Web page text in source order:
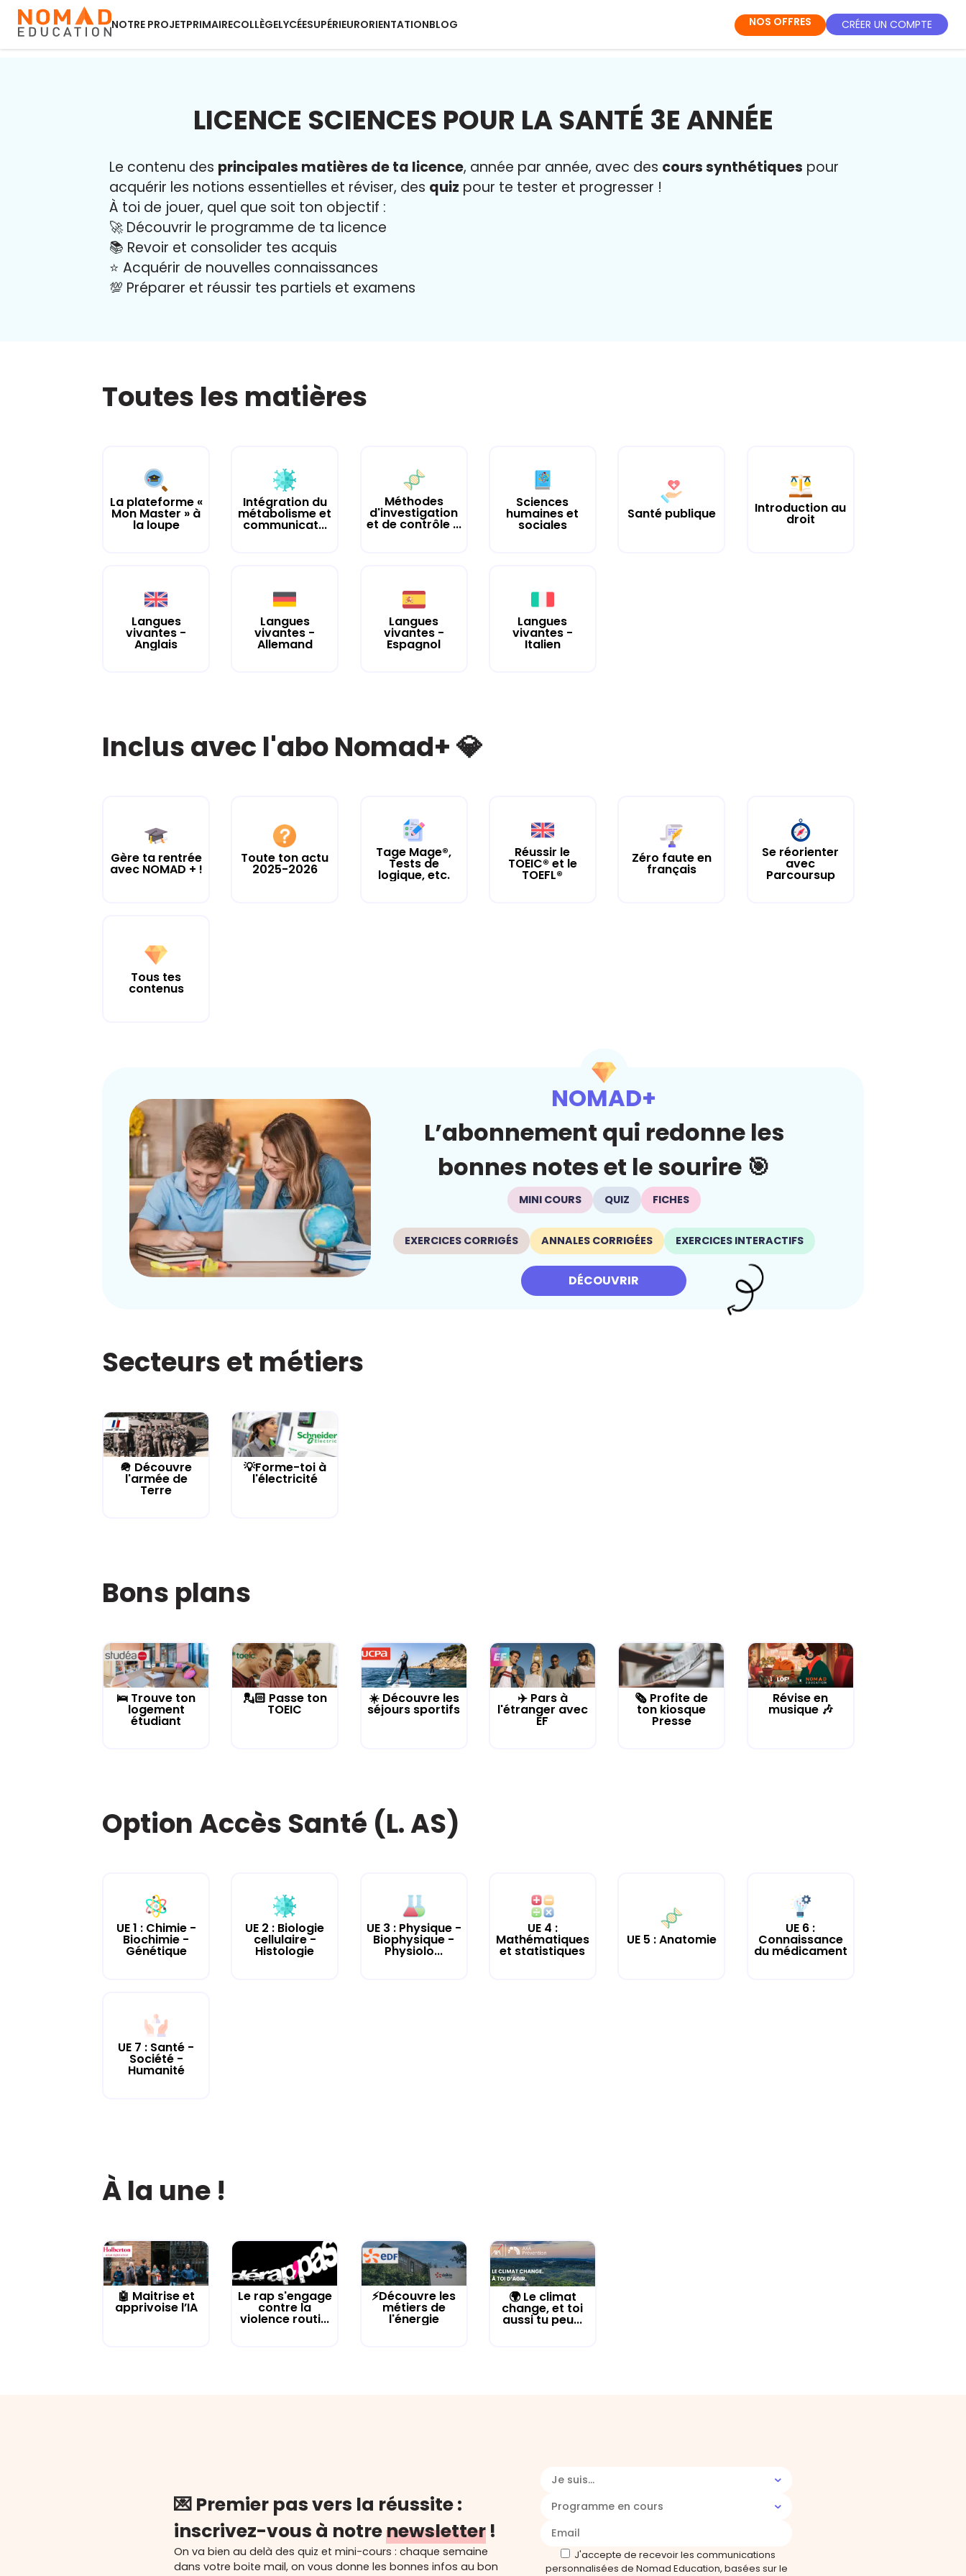
NOTRE PROJETPRIMAIRECOLLÈGELYCÉESUPÉRIEURORIENTATIONBLOG NOS OFFRES CRÉER UN COMPTE
LICENCE SCIENCES POUR LA SANTÉ 3E ANNÉE
Le contenu des principales matières de ta licence, année par année, avec des cours synthétiques pour
acquérir les notions essentielles et réviser, des quiz pour te tester et progresser !
À toi de jouer, quel que soit ton objectif :
🚀 Découvrir le programme de ta licence
📚 Revoir et consolider tes acquis
⭐️ Acquérir de nouvelles connaissances
💯 Préparer et réussir tes partiels et examens
Toutes les matières
La plateforme «
Mon Master » à
la loupe
Intégration du
métabolisme et
communicat...
Méthodes
d'investigation
et de contrôle ...
Sciences
humaines et
sociales
Santé publique Introduction au
droit
Langues
vivantes -
Anglais
Langues
vivantes -
Allemand
Langues
vivantes -
Espagnol
Langues
vivantes -
Italien
Inclus avec l'abo Nomad+ 💎
Gère ta rentrée
avec NOMAD + !
Toute ton actu
2025-2026
Tage Mage®,
Tests de
logique, etc.
Réussir le
TOEIC® et le
TOEFL®
Zéro faute en
français
Se réorienter
avec
Parcoursup
Tous tes
contenus
NOMAD+
L’abonnement qui redonne les
bonnes notes et le sourire 🎯
MINI COURS QUIZ FICHES
EXERCICES CORRIGÉS ANNALES CORRIGÉES EXERCICES INTERACTIFS
DÉCOUVRIR
Secteurs et métiers
🪖 Découvre
l'armée de
Terre
💡Forme-toi à
l'électricité
Bons plans
🛌 Trouve ton
logement
étudiant
💂🏻 Passe ton
TOEIC
☀️ Découvre les
séjours sportifs
✈️ Pars à
l'étranger avec
EF
🗞️ Profite de
ton kiosque
Presse
Révise en
musique 🎶
Option Accès Santé (L. AS)
UE 1 : Chimie -
Biochimie -
Génétique
UE 2 : Biologie
cellulaire -
Histologie
UE 3 : Physique -
Biophysique -
Physiolo...
UE 4 :
Mathématiques
et statistiques
UE 5 : Anatomie
UE 6 :
Connaissance
du médicament
UE 7 : Santé -
Société -
Humanité
À la une !
🤖 Maitrise et
apprivoise l’IA
Le rap s'engage
contre la
violence routi...
⚡Découvre les
métiers de
l'énergie
🌍 Le climat
change, et toi
aussi tu peu...
💌 Premier pas vers la réussite :
inscrivez-vous à notrenewsletter !
On va bien au delà des quiz et mini-cours : chaque semaine
dans votre boite mail, on vous donne les bonnes infos au bon
Je suis...
Programme en cours
J'accepte de recevoir les communications
personnalisées de Nomad Education, basées sur le